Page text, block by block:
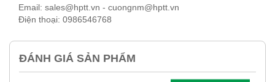
Email: sales@hptt.vn - cuongnm@hptt.vn
Điện thoại: 0986546768
ĐÁNH GIÁ SẢN PHẨM